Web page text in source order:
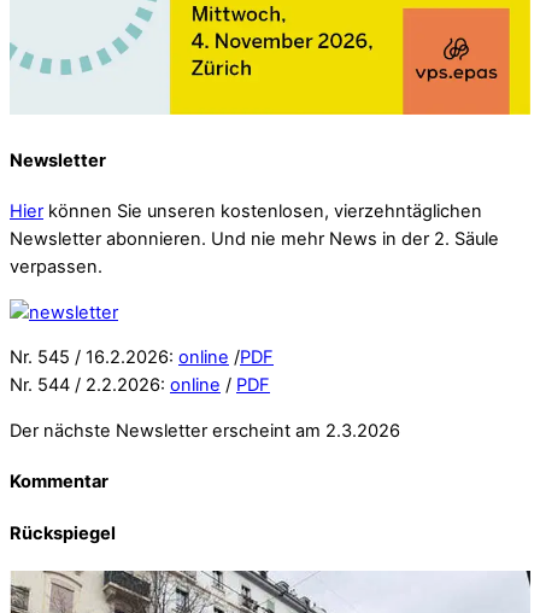
Newsletter
Hier können Sie unseren kostenlosen, vierzehntäglichen
Newsletter abonnieren. Und nie mehr News in der 2. Säule
verpassen.
Nr. 545 / 16.2.2026: online /PDF
Nr. 544 / 2.2.2026: online / PDF
Der nächste Newsletter erscheint am 2.3.2026
Kommentar
Rückspiegel